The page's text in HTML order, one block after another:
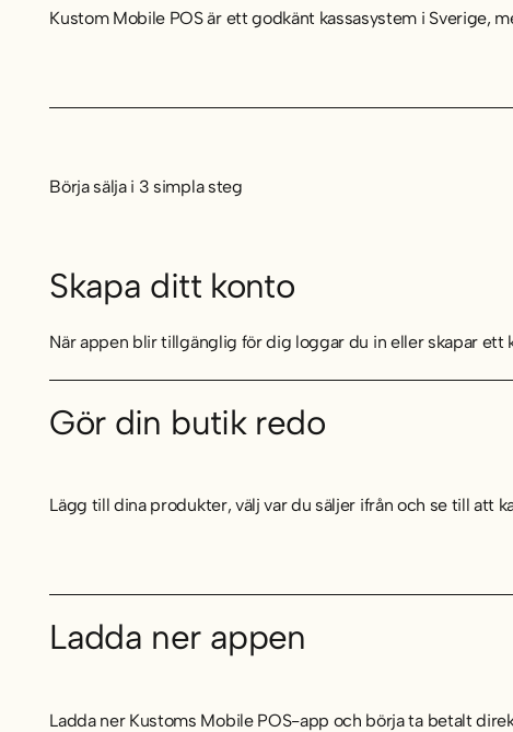
Kustom Mobile POS är ett godkänt kassasystem i Sverige,
Börja sälja i 3 simpla steg
Skapa ditt konto
När appen blir tillgänglig för dig loggar du in eller skapar
Gör din butik redo
Lägg till dina produkter, välj var du säljer ifrån och se till att
Ladda ner appen
Ladda ner Kustoms Mobile POS-app och börja ta betalt